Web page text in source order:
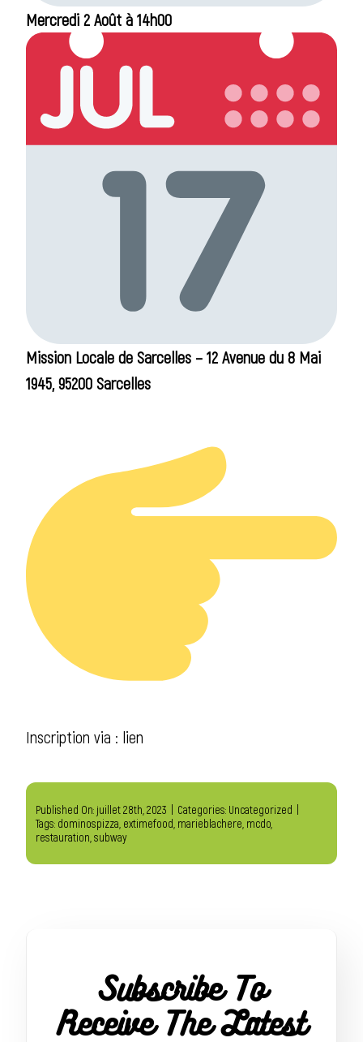
Mercredi 2 Août à 14h00
Mission Locale de Sarcelles – 12 Avenue du 8 Mai
1945, 95200 Sarcelles
Inscription via : lien
Published On: juillet 28th, 2023 Categories: Uncategorized
Tags: dominospizza extimefood marieblachere mcdo,
restauration subway
Subscribe To
Receive The Latest